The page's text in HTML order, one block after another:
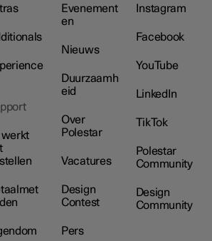
werkt
Evenement
en
Nieuws
Duurzaamh
eid
Over
Polestar
Vacatures
Design
Contest
Pers
Instagram
Facebook
YouTube
LinkedIn
TikTok
Polestar
Community
Design
Community